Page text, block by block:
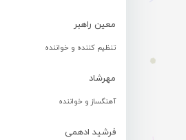
معین راهبر
تنظیم کننده و خواننده
مهرشاد
آهنگساز و خواننده
فرشید ادهمی